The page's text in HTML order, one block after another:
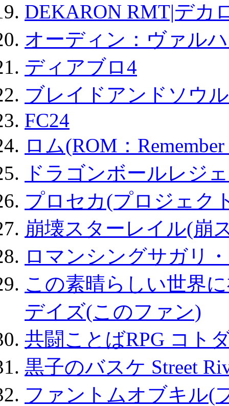
DEKARON RMT|デカ
オーディン：ヴァル
ディアブロ4
ブレイドアンドソウ
FC24
ロム(ROM：
ドラゴンボールレジ
プロセカ(プロジェク
崩壊スターレイル(崩
ロマンシングサガリ
この素晴らしい世界
デイズ(このファン)
共闘ことばRPG コト
黒子のバスケ Street
ファントムオブキル(